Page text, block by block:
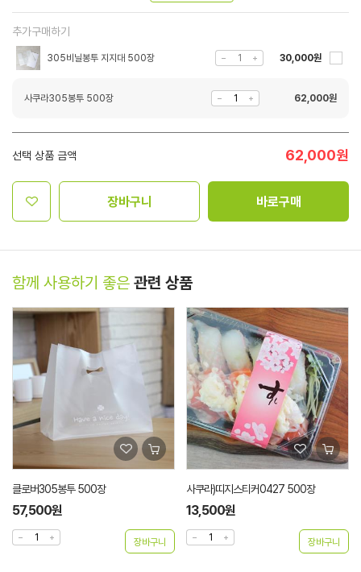
추가구매하기
305비닐봉투 지지대 500장 30,000원
사쿠라305봉투 500장 62,000원
선택 상품 금액 62,000원
장바구니 바로구매
함께 사용하기 좋은 관련 상품
클로버305봉투 500장
57,500원
사쿠라)띠지스티커0427 500장
13,500원